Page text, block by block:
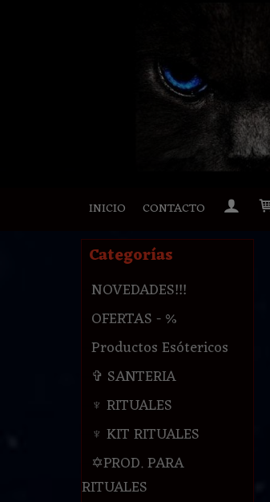
INICIO CONTACTO
Categorías
NOVEDADES!!!
OFERTAS - %
Productos Esótericos
✞ SANTERIA
♆ RITUALES
♆ KIT RITUALES
✡PROD. PARA
RITUALES